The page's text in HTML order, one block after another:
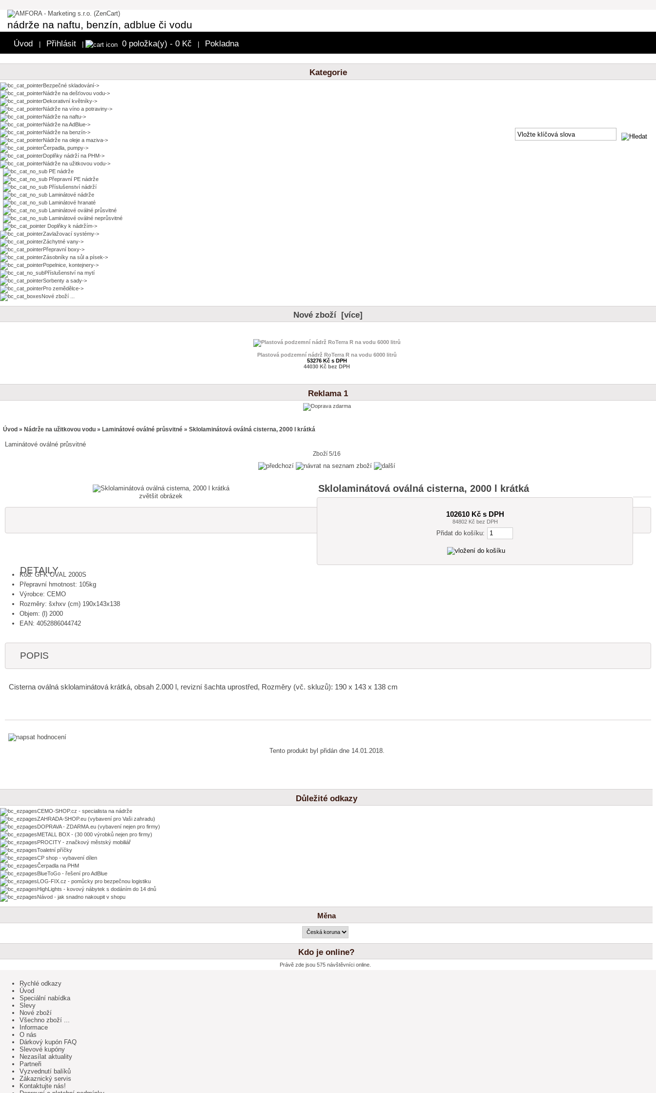
nádrže na naftu, benzín, adblue či vodu
Úvod Přihlásit 0 položka(y) - 0 Kč Pokladna
Kategorie
Bezpečné skladování->
Nádrže na dešťovou vodu->
Dekorativní květníky->
Nádrže na víno a potraviny->
Nádrže na naftu->
Nádrže na AdBlue->
Nádrže na benzín->
Nádrže na oleje a maziva->
Čerpadla, pumpy->
Doplňky nádrží na PHM->
Nádrže na užitkovou vodu->
PE nádrže
Přepravní PE nádrže
Příslušenství nádrží
Laminátové nádrže
Laminátové hranaté
Laminátové oválné průsvitné
Laminátové oválné neprůsvitné
Doplňky k nádržím->
Zavlažovací systémy->
Záchytné vany->
Přepravní boxy->
Zásobníky na sůl a písek->
Popelnice, kontejnery->
Příslušenství na mytí
Sorbenty a sady->
Pro zemědělce->
Nové zboží ...
Nové zboží [více]
Plastová podzemní nádrž RoTerra R na vodu 6000 litrů
53276 Kč s DPH
44030 Kč bez DPH
Reklama 1
Úvod » Nádrže na užitkovou vodu » Laminátové oválné průsvitné » Sklolaminátová oválná cisterna, 2000 l krátká
Laminátové oválné průsvitné
Zboží 5/16
zvětšit obrázek
Sklolaminátová oválná cisterna, 2000 l krátká
102610 Kč s DPH
84802 Kč bez DPH
Přidat do košíku:
DETAILY
Kód: GFK OVAL 2000S
Přepravní hmotnost: 105kg
Výrobce: CEMO
Rozměry: šxhxv (cm) 190x143x138
Objem: (l) 2000
EAN: 4052886044742
POPIS
Cisterna oválná sklolaminátová krátká, obsah 2.000 l, revizní šachta uprostřed, Rozměry (vč. skluzů): 190 x 143 x 138 cm
Tento produkt byl přidán dne 14.01.2018.
Důležité odkazy
CEMO-SHOP.cz - specialista na nádrže
ZAHRADA-SHOP.eu (vybavení pro Vaši zahradu)
DOPRAVA - ZDARMA.eu (vybavení nejen pro firmy)
METALL BOX - (30 000 výrobků nejen pro firmy)
PROCITY - značkový městský mobiliář
Toaletní příčky
CP shop - vybavení dílen
Čerpadla na PHM
BlueToGo - řešení pro AdBlue
LOG-FIX.cz - pomůcky pro bezpečnou logistiku
HighLights - kovový nábytek s dodáním do 14 dnů
Návod - jak snadno nakoupit v shopu
Měna
Kdo je online?
Právě zde jsou 575 návštěvníci online.
Rychlé odkazy
Úvod
Speciální nabídka
Slevy
Nové zboží
Všechno zboží ...
Informace
O nás
Dárkový kupón FAQ
Slevové kupóny
Nezasílat aktuality
Partneři
Vyzvednutí balíků
Zákaznický servis
Kontaktujte nás!